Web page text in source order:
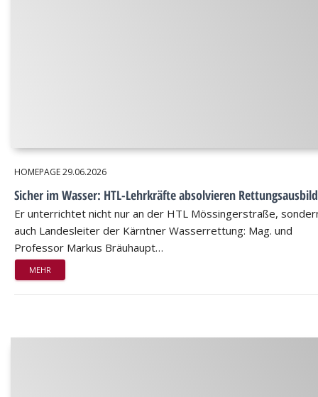
HOMEPAGE29.06.2026
Sicher im Wasser: HTL-Lehrkräfte absolvieren
Er unterrichtet nicht nur an der HTL Mössingerstraße,
auch Landesleiter der Kärntner Wasserrettung: Mag. und
Professor Markus Bräuhaupt…
MEHR